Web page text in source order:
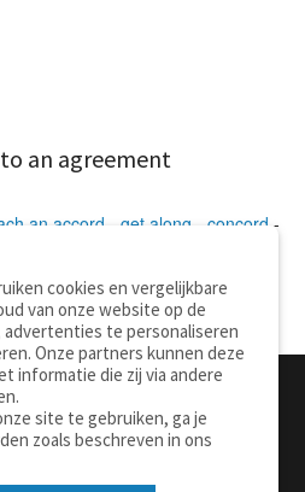
an agreement
an accord get along concord -
Over deze site
Privacy
cookies en vergelijkbare
van onze website op de
te personaliseren
Onze partners kunnen deze
informatie die zij via andere
site te gebruiken, ga je
zoals beschreven in ons